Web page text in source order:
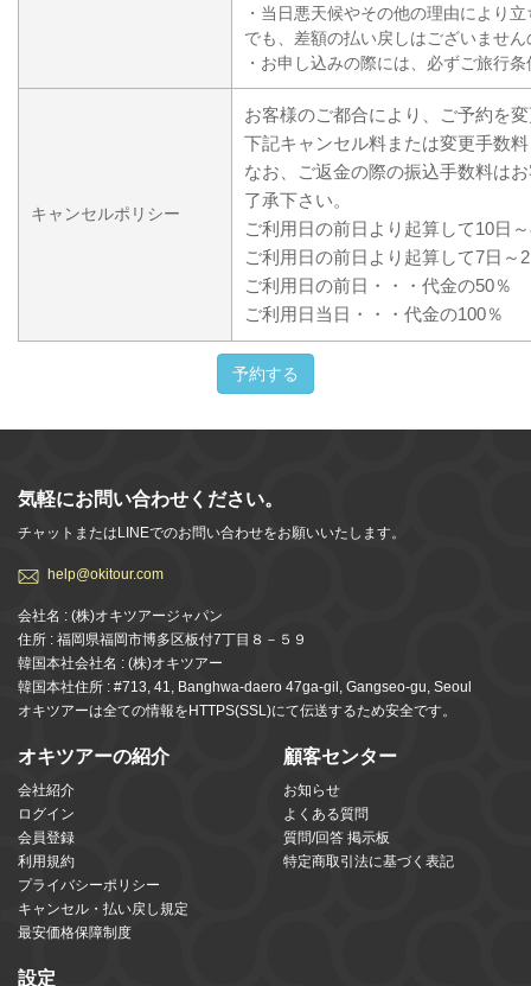
・当日悪天候やその他の理由により
でも、差額の払い戻しはございませ
・お申し込みの際には、必ずご旅行
キャンセルポリシー
お客様のご都合により、ご予約を
下記キャンセル料または変更手数
なお、ご返金の際の振込手数料は
了承下さい。
ご利用日の前日より起算して10日
ご利用日の前日より起算して7日～
ご利用日の前日・・・代金の50％
ご利用日当日・・・代金の100％
予約する
気軽にお問い合わせください。
チャットまたはLINEでのお問い合わせをお願いいたします。
help@okitour.com
会社名 : (株)オキツアージャパン
住所 : 福岡県福岡市博多区板付7丁目８－５９
韓国本社会社名 : (株)オキツアー
韓国本社住所 : #713, 41, Banghwa-daero 47ga-gil, Gangseo-gu, Seoul
オキツアーは全ての情報をHTTPS(SSL)にて伝送するため安全です。
オキツアーの紹介
会社紹介
ログイン
会員登録
利用規約
プライバシーポリシー
キャンセル・払い戻し規定
最安価格保障制度
顧客センター
お知らせ
よくある質問
質問/回答 掲示板
特定商取引法に基づく表記
設定